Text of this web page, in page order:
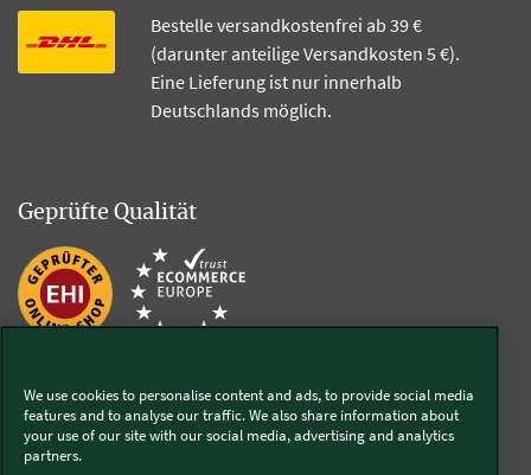
Bestelle versandkostenfrei ab 39 €
(darunter anteilige Versandkosten 5 €).
Eine Lieferung ist nur innerhalb
Deutschlands möglich.
Geprüfte Qualität
Zur Echtheit der Bewertungen
We use cookies to personalise content and ads, to provide social media
features and to analyse our traffic. We also share information about
your use of our site with our social media, advertising and analytics
partners.